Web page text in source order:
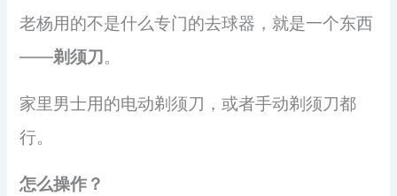
老杨用的不是什么专门的去球器，就是一个东西
——剃须刀。
家里男士用的电动剃须刀，或者手动剃须刀都
行。
怎么操作？